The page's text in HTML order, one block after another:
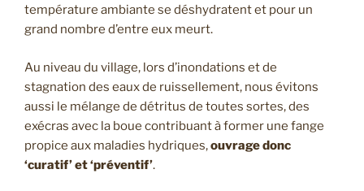
température ambiante se déshydratent et pour un
grand nombre d’entre eux meurt.
Au niveau du village, lors d’inondations et de
stagnation des eaux de ruissellement, nous évitons
aussi le mélange de détritus de toutes sortes, des
exécras avec la boue contribuant à former une fange
propice aux maladies hydriques,ouvrage donc
‘curatif’ et ‘préventif’.